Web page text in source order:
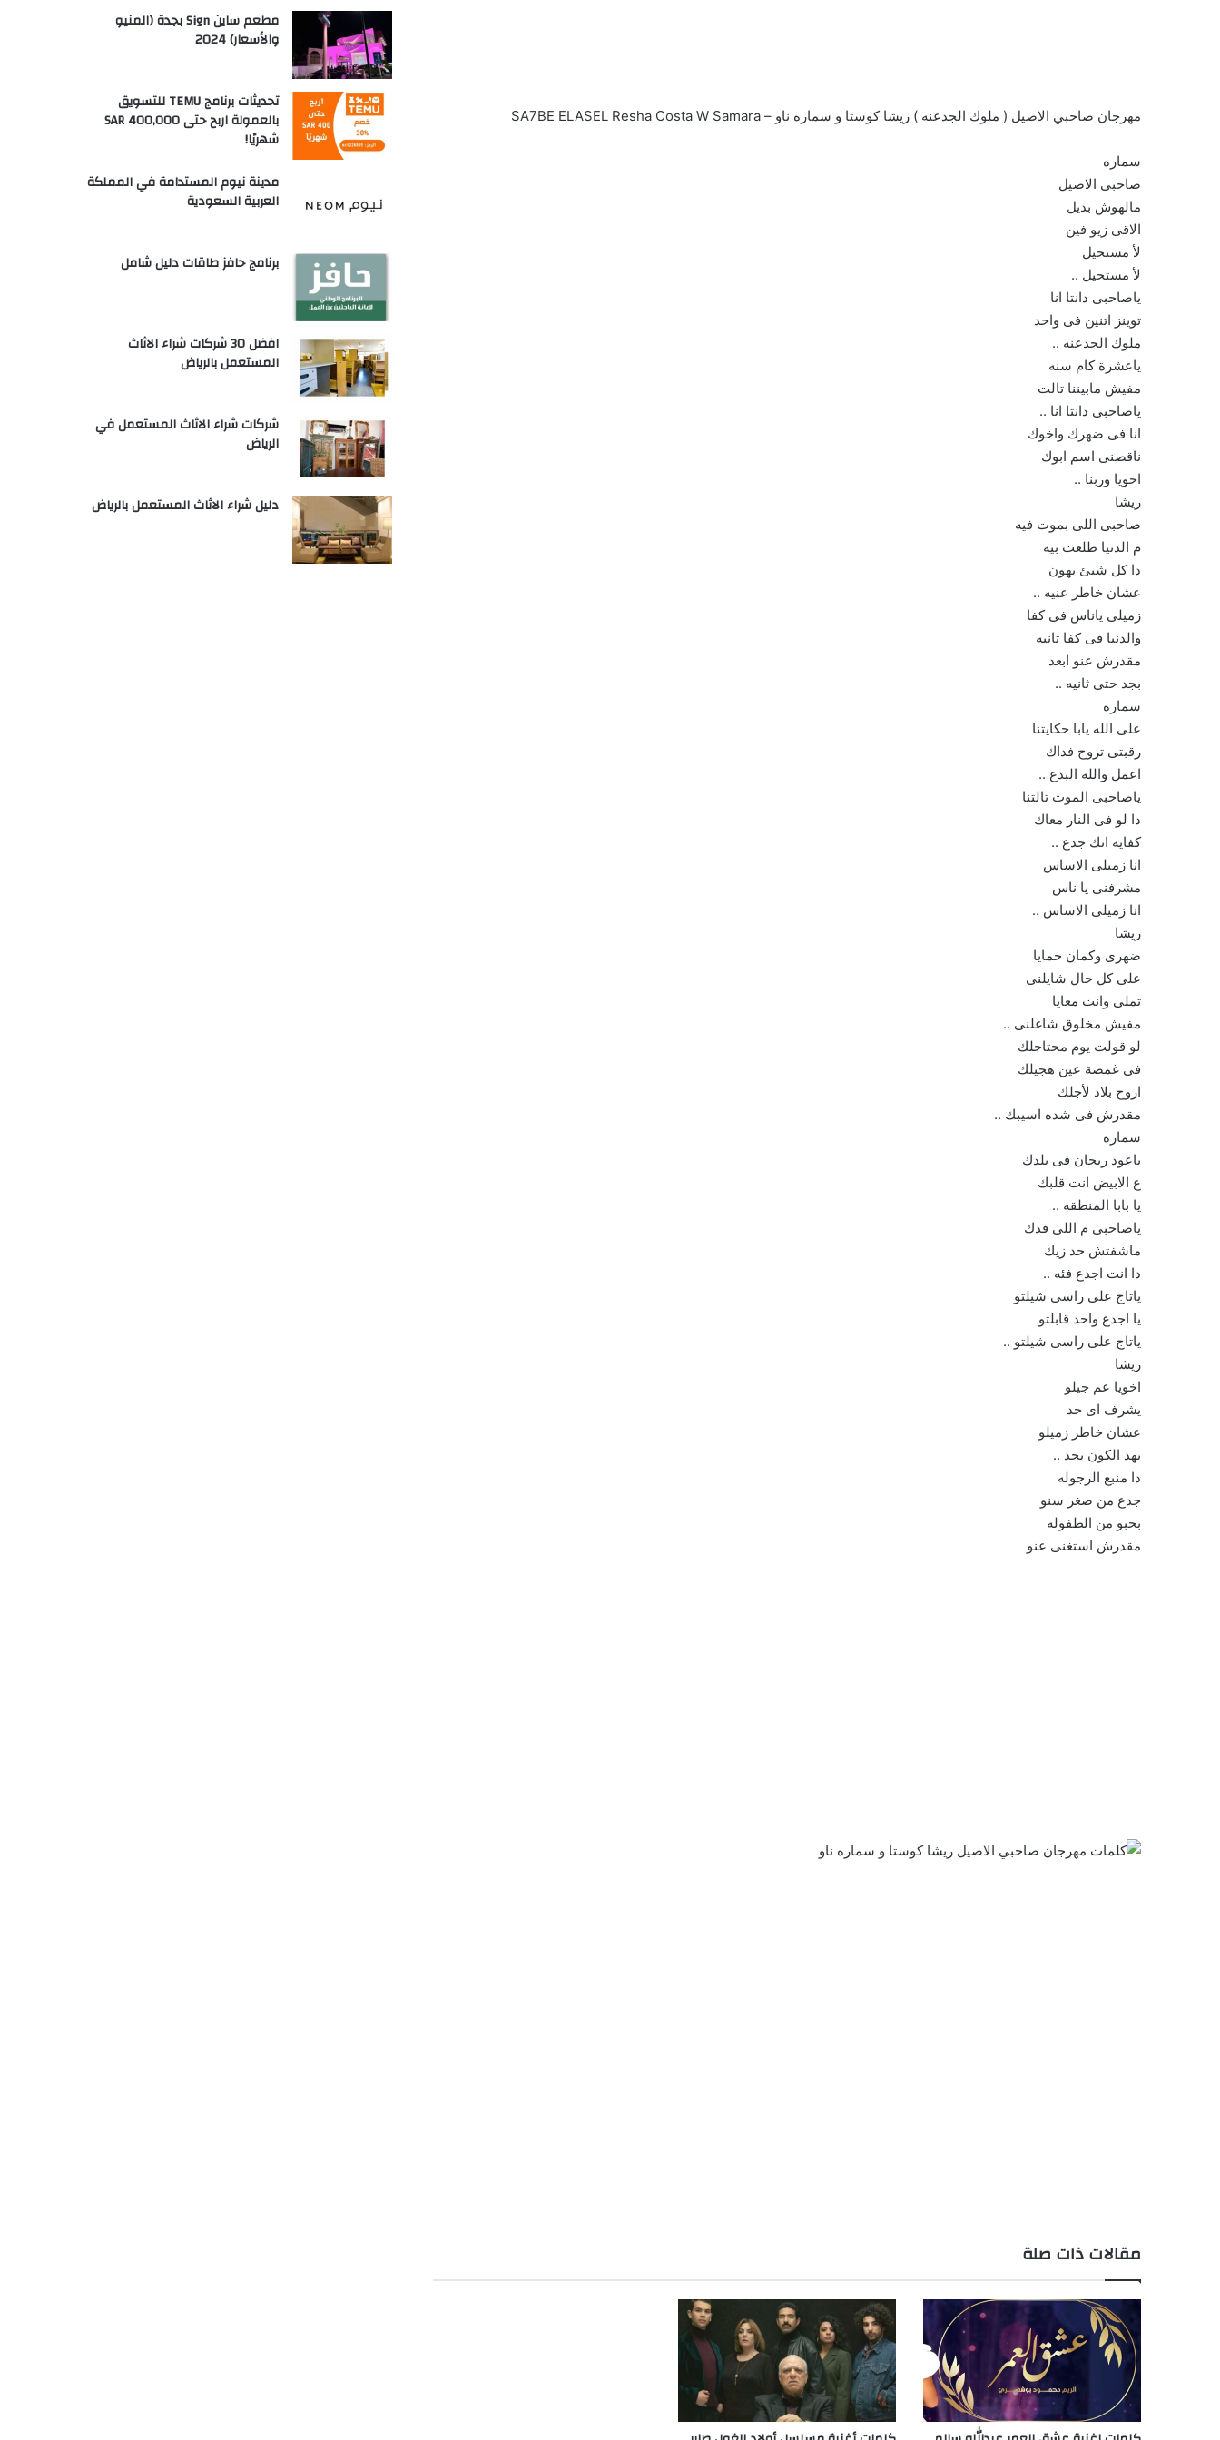
مهرجان صاحبي الاصيل ( ملوك الجدعنه ) ريشا كوستا و سماره ناو – SA7BE ELASEL Resha Costa W Samara
سماره
صاحبى الاصيل
مالهوش بديل
الاقى زيو فين
لأ مستحيل
لأ مستحيل ..
ياصاحبى دانتا انا
توينز اتنين فى واحد
ملوك الجدعنه ..
ياعشرة كام سنه
مفيش مابيننا تالت
ياصاحبى دانتا انا ..
انا فى ضهرك واخوك
ناقصنى اسم ابوك
اخويا وربنا ..
ريشا
صاحبى اللى بموت فيه
م الدنيا طلعت بيه
دا كل شيئ يهون
عشان خاطر عنيه ..
زميلى ياناس فى كفا
والدنيا فى كفا تانيه
مقدرش عنو ابعد
بجد حتى ثانيه ..
سماره
على الله يابا حكايتنا
رقبتى تروح فداك
اعمل والله البدع ..
ياصاحبى الموت تالتنا
دا لو فى النار معاك
كفايه انك جدع ..
انا زميلى الاساس
مشرفنى يا ناس
انا زميلى الاساس ..
ريشا
ضهرى وكمان حمايا
على كل حال شايلنى
تملى وانت معايا
مفيش مخلوق شاغلنى ..
لو قولت يوم محتاجلك
فى غمضة عين هجيلك
اروح بلاد لأجلك
مقدرش فى شده اسيبك ..
سماره
ياعود ريحان فى بلدك
ع الابيض انت قلبك
يا بابا المنطقه ..
ياصاحبى م اللى قدك
ماشفتش حد زيك
دا انت اجدع فئه ..
ياتاج على راسى شيلتو
يا اجدع واحد قابلتو
ياتاج على راسى شيلتو ..
ريشا
اخويا عم جيلو
يشرف اى حد
عشان خاطر زميلو
يهد الكون بجد ..
دا منبع الرجوله
جدع من صغر سنو
بحبو من الطفوله
مقدرش استغنى عنو
مقالات ذات صلة
مطعم ساين Sign بجدة (المنيو
والأسعار) 2024
تحديثات برنامج TEMU للتسويق
بالعمولة اربح حتى SAR 400,000
شهريًا!
مدينة نيوم المستدامة في المملكة
العربية السعودية
برنامج حافز طاقات دليل شامل
افضل 30 شركات شراء الاثاث
المستعمل بالرياض
شركات شراء الاثاث المستعمل في
الرياض
دليل شراء الاثاث المستعمل بالرياض